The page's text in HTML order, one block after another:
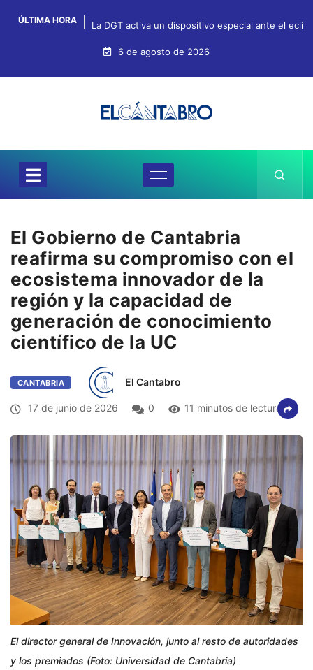
ÚLTIMA HORA La DGT activa un dispositivo especial ante el
6 de agosto de 2026
El Gobierno de Cantabria
reafirma su compromiso con el
ecosistema innovador de la
región y la capacidad de
generación de conocimiento
científico de la UC
CANTABRIA El Cantabro
17 de junio de 2026 0 11 minutos de lectura
El director general de Innovación, junto al resto de autoridades
y los premiados (Foto: Universidad de Cantabria)